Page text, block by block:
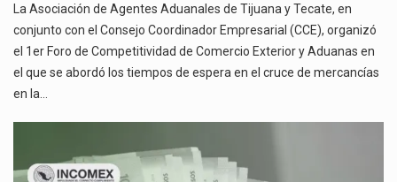
La Asociación de Agentes Aduanales de Tijuana y Tecate, en
conjunto con el Consejo Coordinador Empresarial (CCE), organizó
el 1er Foro de Competitividad de Comercio Exterior y Aduanas en
el que se abordó los tiempos de espera en el cruce de mercancías
en la…